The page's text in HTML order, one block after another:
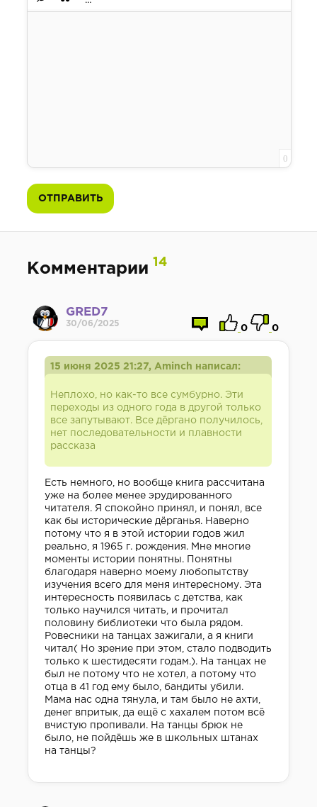
Вставка скрытого текста
Вставка цитаты
Вставка спойлера
0
ОТПРАВИТЬ
Комментарии 14
GRED7
30/06/2025
0 0
15 июня 2025 21:27, Aminch написал:
Неплохо, но как-то все сумбурно. Эти
переходы из одного года в другой только
все запутывают. Все дёргано получилось,
нет последовательности и плавности
рассказа
Есть немного, но вообще книга рассчитана
уже на более менее эрудированного
читателя. Я спокойно принял, и понял, все
как бы исторические дёрганья. Наверно
потому что я в этой истории годов жил
реально, я 1965 г. рождения. Мне многие
моменты истории понятны. Понятны
благодаря наверно моему любопытству
изучения всего для меня интересному. Эта
интересность появилась с детства, как
только научился читать, и прочитал
половину библиотеки что была рядом.
Ровесники на танцах зажигали, а я книги
читал( Но зрение при этом, стало подводить
только к шестидесяти годам.). На танцах не
был не потому что не хотел, а потому что
отца в 41 год ему было, бандиты убили.
Мама нас одна тянула, и там было не ахти,
денег впритык, да ещё с хахалем потом всё
вчистую пропивали. На танцы брюк не
было, не пойдёшь же в школьных штанах
на танцы?